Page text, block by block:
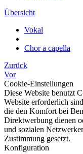
Übersicht
Vokal
Chor a capella
Zurück
Vor
Cookie-Einstellungen
Diese Website benutzt
Website erforderlich
die den Komfort bei
Direktwerbung dienen
und sozialen
Zustimmung gesetzt.
Konfiguration